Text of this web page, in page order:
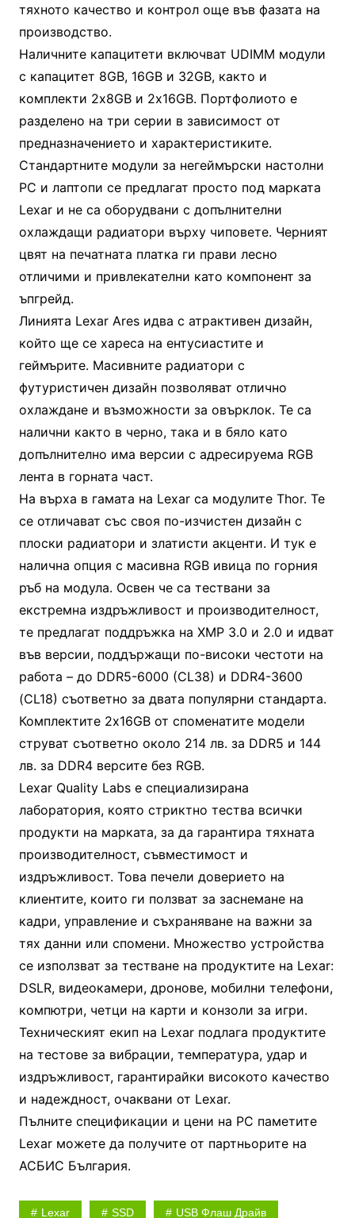
тяхното качество и контрол още във фазата на
производство.
Наличните капацитети включват UDIMM модули
с капацитет 8GB, 16GB и 32GB, както и
комплекти 2х8GB и 2х16GB. Портфолиото е
разделено на три серии в зависимост от
предназначението и характеристиките.
Стандартните модули за негеймърски настолни
PC и лаптопи се предлагат просто под марката
Lexar и не са оборудвани с допълнителни
охлаждащи радиатори върху чиповете. Черният
цвят на печатната платка ги прави лесно
отличими и привлекателни като компонент за
ъпгрейд.
Линията Lexar Ares идва с атрактивен дизайн,
който ще се хареса на ентусиастите и
геймърите. Масивните радиатори с
футуристичен дизайн позволяват отлично
охлаждане и възможности за овърклок. Те са
налични както в черно, така и в бяло като
допълнително има версии с адресируема RGB
лента в горната част.
На върха в гамата на Lexar са модулите Thor. Те
се отличават със своя по-изчистен дизайн с
плоски радиатори и златисти акценти. И тук е
налична опция с масивна RGB ивица по горния
ръб на модула. Освен че са тествани за
екстремна издръжливост и производителност,
те предлагат поддръжка на XMP 3.0 и 2.0 и идват
във версии, поддържащи по-високи честоти на
работа – до DDR5-6000 (CL38) и DDR4-3600
(CL18) съответно за двата популярни стандарта.
Комплектите 2х16GB от споменатите модели
струват съответно около 214 лв. за DDR5 и 144
лв. за DDR4 версите без RGB.
Lexar Quality Labs е специализирана
лаборатория, която стриктно тества всички
продукти на марката, за да гарантира тяхната
производителност, съвместимост и
издръжливост. Това печели доверието на
клиентите, които ги ползват за заснемане на
кадри, управление и съхраняване на важни за
тях данни или спомени. Множество устройства
се използват за тестване на продуктите на Lexar:
DSLR, видеокамери, дронове, мобилни телефони,
компютри, четци на карти и конзоли за игри.
Техническият екип на Lexar подлага продуктите
на тестове за вибрации, температура, удар и
издръжливост, гарантирайки високото качество
и надеждност, очаквани от Lexar.
Пълните спецификации и цени на PC паметите
Lexar можете да получите от партньорите на
АСБИС България.
Lexar SSD USB Флаш Драйв